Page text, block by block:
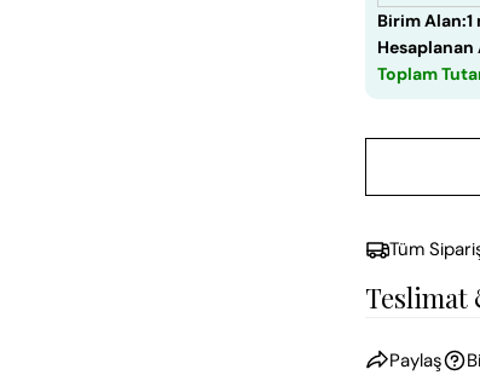
Birim Alan:1
Hesaplanan
Toplam
Tüm
Teslimat
Paylaş